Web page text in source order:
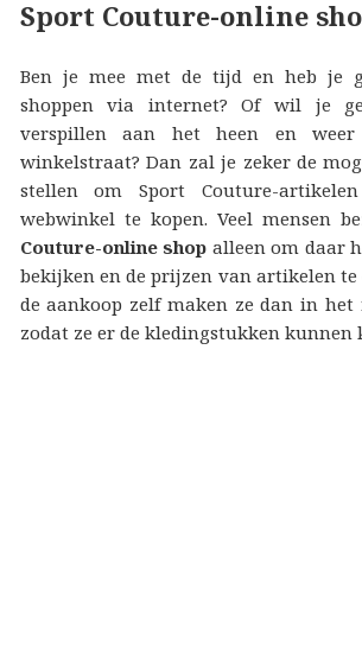
Sport Couture-online
Ben je mee met de tijd en heb je
shoppen via internet? Of wil je
verspillen aan het heen en
winkelstraat? Dan zal je zeker de
stellen om Sport Couture-
webwinkel te kopen. Veel mensen
Couture-online shop alleen om daar
bekijken en de prijzen van artikelen
de aankoop zelf maken ze dan in
zodat ze er de kledingstukken kunnen